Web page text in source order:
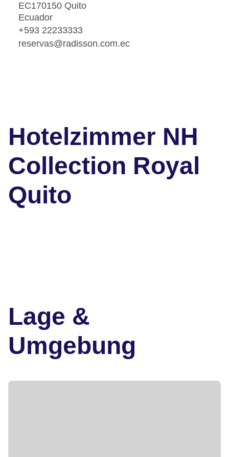
EC170150 Quito
Ecuador
+593 22233333
reservas@radisson.com.ec
Hotelzimmer NH
Collection Royal
Quito
Lage &
Umgebung